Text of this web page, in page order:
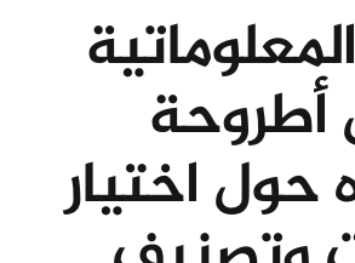
حول اختيار